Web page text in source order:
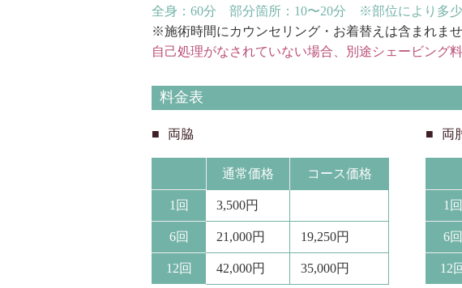
全身：60分 部分箇所：10〜20分 ※部位により多少
※施術時間にカウンセリング・お着替えは含まれませ
自己処理がなされていない場合、別途シェービング
料金表
両脇
通常価格 コース価格
1回 3,500円
6回 21,000円 19,250円
12回 42,000円 35,000円
両
1回
6回
12